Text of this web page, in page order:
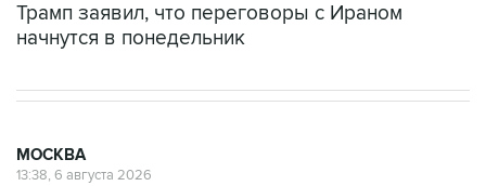
Трамп заявил, что переговоры с Ираном
начнутся в понедельник
МОСКВА
13:38, 6 августа 2026